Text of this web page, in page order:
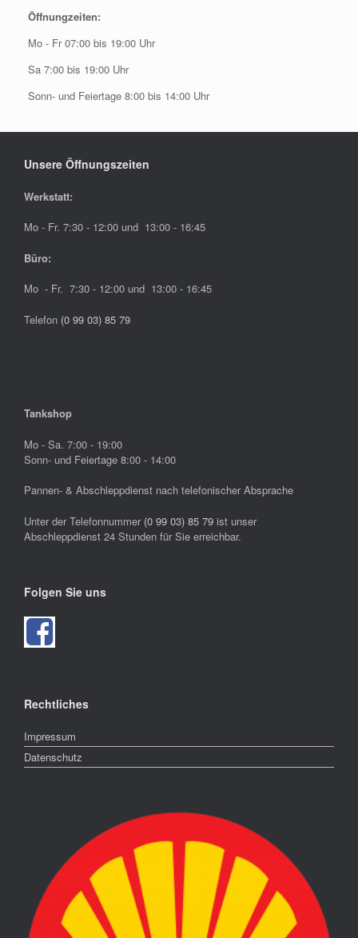
Öffnungzeiten:
Mo - Fr 07:00 bis 19:00 Uhr
Sa 7:00 bis 19:00 Uhr
Sonn- und Feiertage 8:00 bis 14:00 Uhr
Unsere Öffnungszeiten
Werkstatt:
Mo - Fr. 7:30 - 12:00 und 13:00 - 16:45
Büro:
Mo - Fr. 7:30 - 12:00 und 13:00 - 16:45
Telefon (0 99 03) 85 79
Tankshop
Mo - Sa. 7:00 - 19:00
Sonn- und Feiertage 8:00 - 14:00
Pannen- & Abschleppdienst nach telefonischer Absprache
Unter der Telefonnummer (0 99 03) 85 79 ist unser
Abschleppdienst 24 Stunden für Sie erreichbar.
Folgen Sie uns
Rechtliches
Impressum
Datenschutz